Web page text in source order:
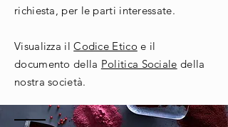
richiesta, per le parti interessate.
Visualizza ilCodice Etico e il
documento della Politica Sociale della
nostra società.